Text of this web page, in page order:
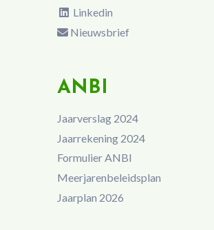
Linkedin
Nieuwsbrief
ANBI
Jaarverslag 2024
Jaarrekening 2024
Formulier ANBI
Meerjarenbeleidsplan
Jaarplan 2026